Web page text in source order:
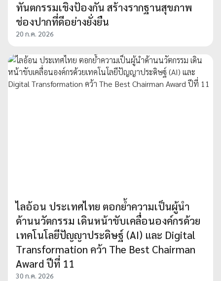
ทันตกรรมเชิงป้องกัน สร้างรากฐานสุขภาพ
ช่องปากที่ดีอย่างยั่งยืน
20 ก.ค. 2026
ไลอ้อน ประเทศไทย ตอกย้ำความเป็นผู้นำ
ด้านนวัตกรรม เดินหน้าขับเคลื่อนองค์กรด้วย
เทคโนโลยีปัญญาประดิษฐ์ (AI) และ Digital
Transformation คว้า The Best Chairman
Award ปีที่ 11
30 ก.ค. 2026